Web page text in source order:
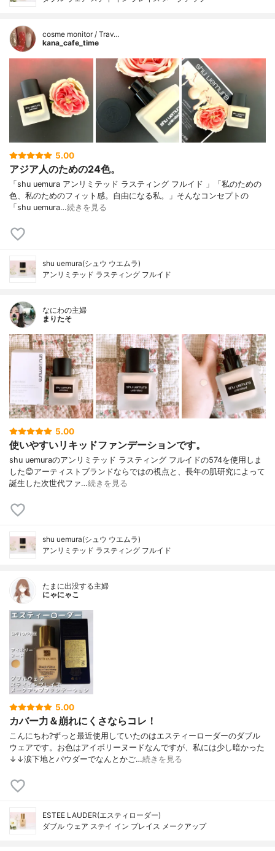
cosme monitor / Trav…
kana_cafe_time
5.00
アジア人のための24色。
「shu uemura アンリミテッド ラスティング フルイド 」「私のための
色、私のためのフィット感。自由になる私。」そんなコンセプトの
「shu uemura…続きを見る
shu uemura(シュウ ウエムラ)
アンリミテッド ラスティング フルイド
なにわの主婦
まりたそ
5.00
使いやすいリキッドファンデーションです。
shu uemuraのアンリミテッド ラスティング フルイドの574を使用しま
した😊アーティストブランドならではの視点と、長年の肌研究によって
誕生した次世代ファ…続きを見る
shu uemura(シュウ ウエムラ)
アンリミテッド ラスティング フルイド
たまに出没する主婦
にゃにゃこ
5.00
カバー力＆崩れにくさならコレ！
こんにちわ?ずっと最近使用していたのはエスティーローダーのダブル
ウェアです。お色はアイボリーヌードなんですが、私には少し暗かった
↓↓涙下地とパウダーでなんとかご…続きを見る
ESTEE LAUDER(エスティローダー)
ダブル ウェア ステイ イン プレイス メークアップ